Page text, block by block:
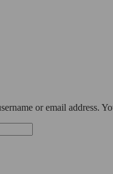
or email address.